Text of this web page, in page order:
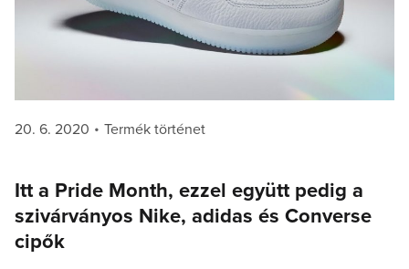
Posted
20. 6. 2020 Categories
Termék történet
Itt a Pride Month, ezzel együtt pedig a
szivárványos Nike, adidas és Converse
cipők